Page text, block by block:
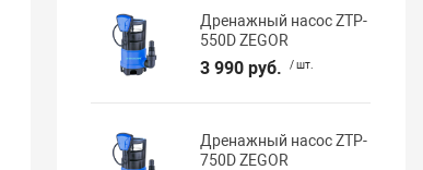
Дренажный насос ZTP-
550D ZEGOR
3 990 руб. / шт.
Дренажный насос ZTP-
750D ZEGOR